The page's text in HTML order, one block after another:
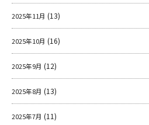
2025年11月 (13)
2025年10月 (16)
2025年9月 (12)
2025年8月 (13)
2025年7月 (11)